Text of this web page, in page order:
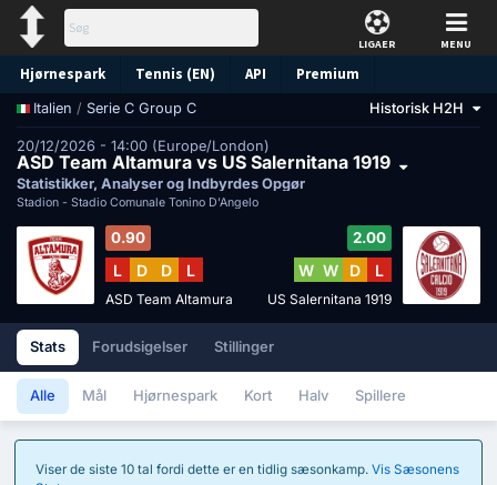
LIGAER MENU
Hjørnespark Tennis (EN) API Premium
Forudsigelse
Italien / Serie C Group C Historisk H2H
20/12/2026 - 14:00 (Europe/London)
ASD Team Altamura vs US Salernitana 1919
Statistikker, Analyser og Indbyrdes Opgør
Stadion - Stadio Comunale Tonino D'Angelo
0.90
L D D L
ASD Team Altamura
2.00
W W D L
US Salernitana 1919
Stats Forudsigelser Stillinger
Alle Mål Hjørnespark Kort Halv Spillere
Viser de siste 10 tal fordi dette er en tidlig sæsonkamp. Vis Sæsonens